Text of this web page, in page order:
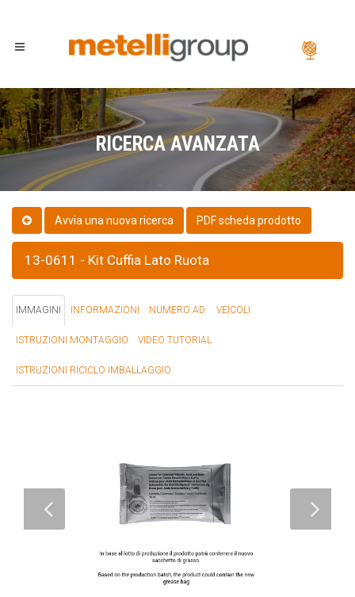
RICERCA AVANZATA
PDF scheda prodotto
13-0611 - Kit Cuffia Lato Ruota
IMMAGINI INFORMAZIONI NUMERO AD. VEICOLI
ISTRUZIONI MONTAGGIO VIDEO TUTORIAL
ISTRUZIONI RICICLO IMBALLAGGIO